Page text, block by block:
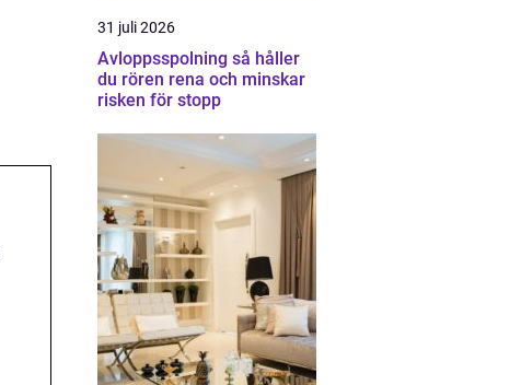
31 juli 2026
Avloppsspolning så håller
du rören rena och minskar
risken för stopp